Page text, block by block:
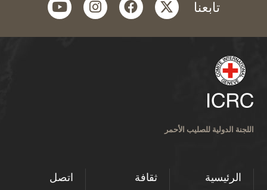
تابعنا twitter
facebook
instagram
youtube
اللجنة الدولية للصليب الأحمر
الرئيسية ثقافة
اتصل